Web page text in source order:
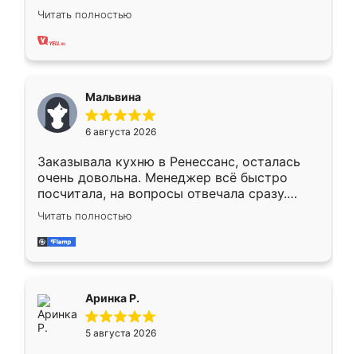
ребёнка при его рождении ,во второй раз
заказал шкаф-купе. По качеству очень
хорошее сборка достаточно быстрая,
меньше, здесь же он более разнообразный.
Мне нравится ,если что-то потребуется из
мебели буду заказывать только здесь.
Читать полностью
Мальвина
6 августа 2026
Заказывала кухню в Ренессанс, осталась
очень довольна. Менеджер всё быстро
посчитала, на вопросы отвечала сразу.
Замерщик приехал в субботу, подошёл к
делу со всей ответственностью. Собрали
за день, ребята работали аккуратно, даже
Читать полностью
Аринка Р.
5 августа 2026